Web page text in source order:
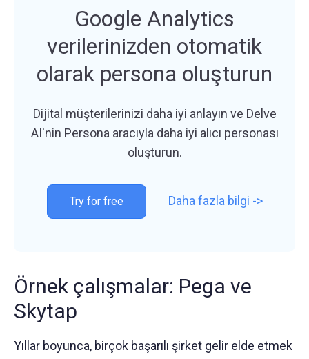
Google Analytics
verilerinizden otomatik
olarak persona oluşturun
Dijital müşterilerinizi daha iyi anlayın ve Delve
AI'nin Persona aracıyla daha iyi alıcı personası
oluşturun.
Try for free Daha fazla bilgi ->
Örnek çalışmalar: Pega ve
Skytap
Yıllar boyunca, birçok başarılı şirket gelir elde etmek